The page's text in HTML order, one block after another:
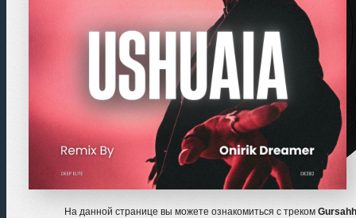
На данной странице вы можете ознакомиться с треком